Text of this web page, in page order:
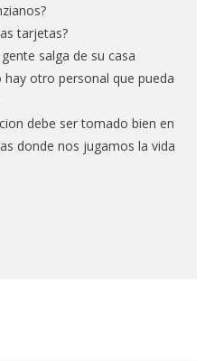
tarjetas?
salga de su casa
hay otro personal que pueda
debe ser tomado bien en
donde nos jugamos la vida